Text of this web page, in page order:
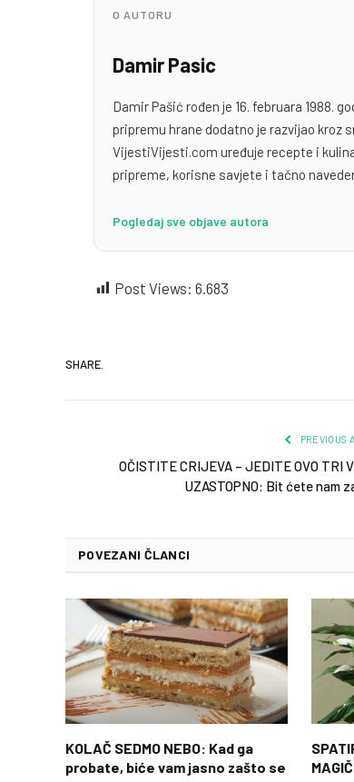
O AUTORU
Damir Pasic
Damir Pašić rođen je 16. februara 1988.
pripremu hrane dodatno je razvijao kroz
VijestiVijesti.com uređuje recepte i
pripreme, korisne savjete i tačno
Pogledaj sve objave autora
Post Views: 6.683
SHARE.
PREVIOUS
OČISTITE CRIJEVA – JEDITE OVO TRI
UZASTOPNO: Bit ćete nam
POVEZANI ČLANCI
KOLAČ SEDMO NEBO: Kad ga
probate, biće vam jasno zašto se